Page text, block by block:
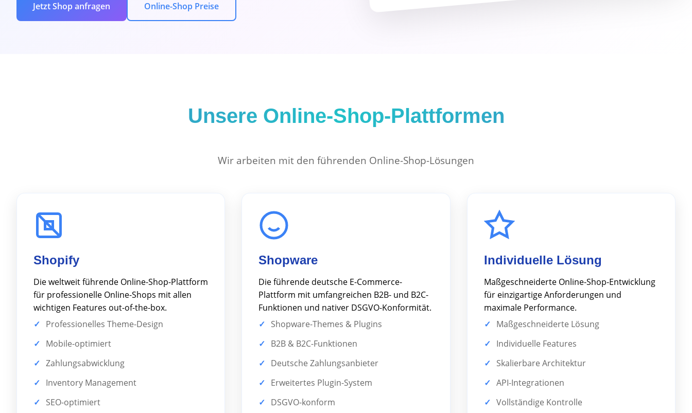
Jetzt Shop anfragen Online-Shop Preise
Unsere Online-Shop-Plattformen
Wir arbeiten mit den führenden Online-Shop-Lösungen
Shopify
Die weltweit führende Online-Shop-Plattform
für professionelle Online-Shops mit allen
wichtigen Features out-of-the-box.
Professionelles Theme-Design
Mobile-optimiert
Zahlungsabwicklung
Inventory Management
SEO-optimiert
Shopware
Die führende deutsche E-Commerce-
Plattform mit umfangreichen B2B- und B2C-
Funktionen und nativer DSGVO-Konformität.
Shopware-Themes & Plugins
B2B & B2C-Funktionen
Deutsche Zahlungsanbieter
Erweitertes Plugin-System
DSGVO-konform
Individuelle Lösung
Maßgeschneiderte Online-Shop-Entwicklung
für einzigartige Anforderungen und
maximale Performance.
Maßgeschneiderte Lösung
Individuelle Features
Skalierbare Architektur
API-Integrationen
Vollständige Kontrolle